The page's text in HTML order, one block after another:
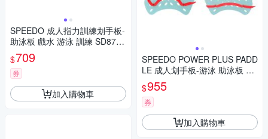
SPEEDO 成人指力訓練划手板-
助泳板 戲水 游泳 訓練 SD8731
5716243 綠黃
$709
券
加入購物車
SPEEDO POWER PLUS PADD
LE 成人划手板-游泳 助泳板 SD
8775301916243 依賣場
$955
券
加入購物車